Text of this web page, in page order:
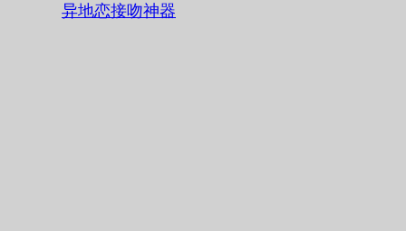
异地恋接吻神器